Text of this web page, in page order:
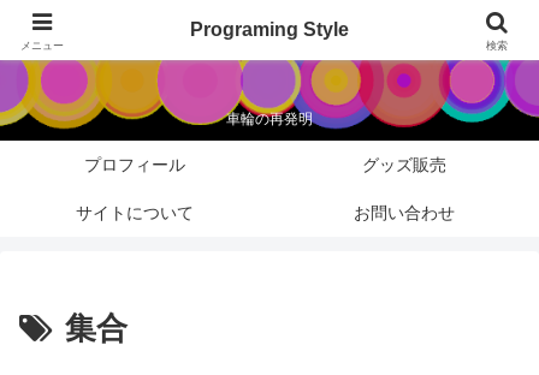
Programing Style
車輪の再発明
プロフィール グッズ販売
サイトについて お問い合わせ
集合
メニュー
Programing Style
検索